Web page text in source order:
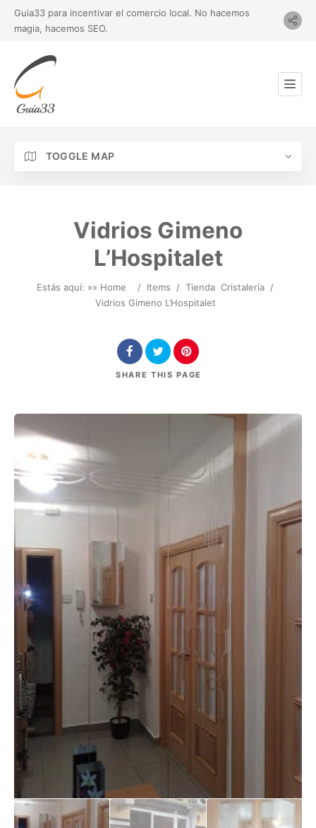
Guia33 para incentivar el comercio local. No hacemos
magia, hacemos SEO.
TOGGLE MAP
Vidrios Gimeno
L’Hospitalet
Estás aquí: »» Home / Items / Tienda Cristalería /
Vidrios Gimeno L’Hospitalet
SHARE THIS PAGE